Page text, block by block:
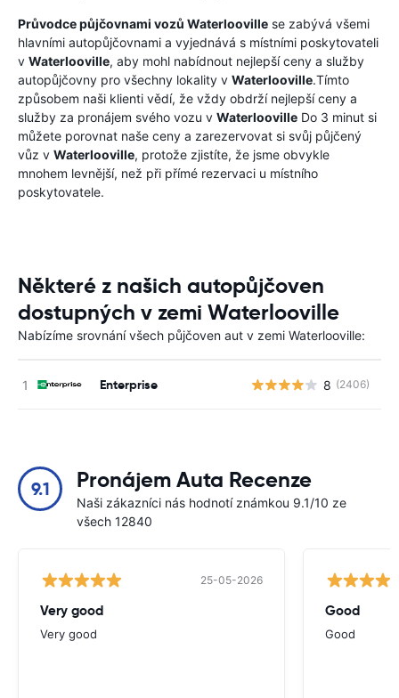
Průvodce půjčovnami vozů Waterlooville se zabývá všemi
hlavními autopůjčovnami a vyjednává s místními poskytovateli
v Waterlooville, aby mohl nabídnout nejlepší ceny a služby
autopůjčovny pro všechny lokality v Waterlooville.Tímto
způsobem naši klienti vědí, že vždy obdrží nejlepší ceny a
služby za pronájem svého vozu v Waterlooville Do 3 minut si
můžete porovnat naše ceny a zarezervovat si svůj půjčený
vůz v Waterlooville, protože zjistíte, že jsme obvykle
mnohem levnější, než při přímé rezervaci u místního
poskytovatele.
Některé z našich autopůjčoven
dostupných v zemi Waterlooville
Nabízíme srovnání všech půjčoven aut v zemi Waterlooville:
Enterprise 8 (2406)
9.1 Pronájem Auta Recenze
Naši zákazníci nás hodnotí známkou 9.1/10 ze
všech 12840
25-05-2026
Very good
Very good
Good
Good